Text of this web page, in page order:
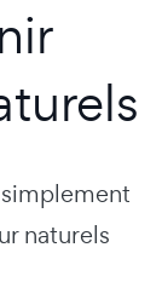
naturels